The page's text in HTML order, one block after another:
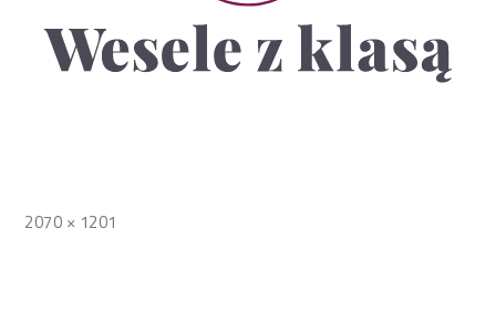
2070 × 1201